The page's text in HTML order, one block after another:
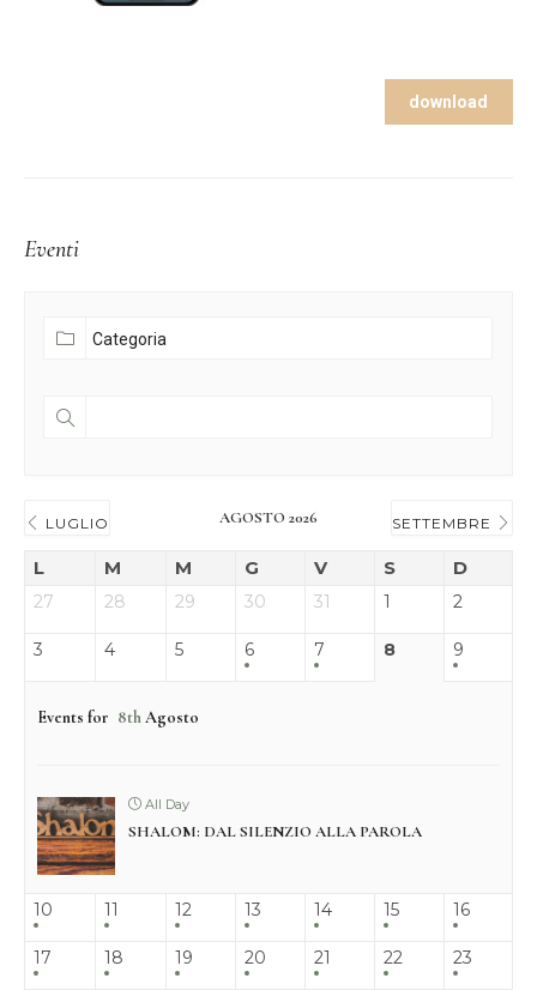
download
Eventi
LUGLIO AGOSTO 2026 SETTEMBRE
L M M G V S D
27 28 29 30 31 1 2
3 4 5 6 7 8 9
Events for 8thAgosto
All Day
SHALOM: DAL SILENZIO ALLA PAROLA
10 11 12 13 14 15 16
17 18 19 20 21 22 23